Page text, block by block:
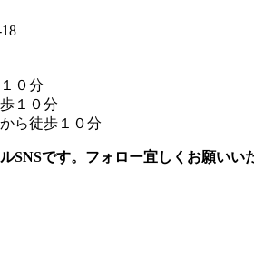
０分
１０分
から徒歩１０分
SNSです。フォロー宜しくお願いい